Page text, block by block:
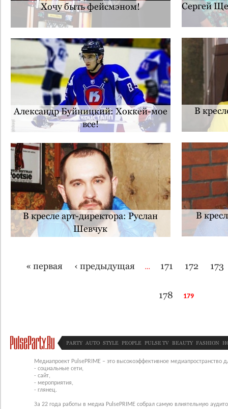
Хочу быть фейсмэном! Сергей
Александр Буйницкий: Хоккей-мое
все!
В
В кресле арт-директора: Руслан
Шевчук
В
Страницы
« первая ‹ предыдущая … 171 172 173
178 179
PARTY AUTO STYLE PEOPLE PULSE TV BEAUTY FASHION
Медиапроект PulsePRIME – это высокоэффективное медиапространство
- социальные сети,
- сайт,
- мероприятия,
- глянец.
За 22 года работы в медиа PulsePRIME собрал самую влиятельную